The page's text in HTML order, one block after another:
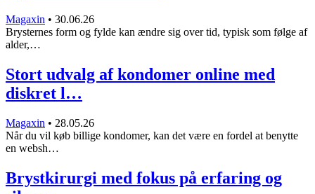
Magaxin • 30.06.26
Brysternes form og fylde kan ændre sig over tid, typisk som følge af
alder,…
Stort udvalg af kondomer online med
diskret l…
Magaxin • 28.05.26
Når du vil køb billige kondomer, kan det være en fordel at benytte
en websh…
Brystkirurgi med fokus på erfaring og